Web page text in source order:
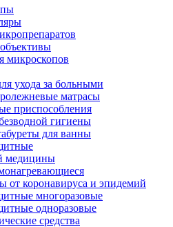
микроскопов
ухода за больными
матрасы
приспособления
гигиены
для ванны
медицины
от коронавируса и эпидемий
многоразовые
одноразовые
средства